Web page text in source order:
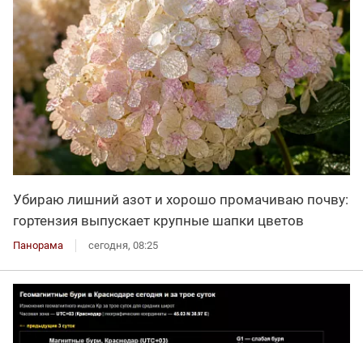
Убираю лишний азот и хорошо промачиваю почву:
гортензия выпускает крупные шапки цветов
Панорама сегодня, 08:25